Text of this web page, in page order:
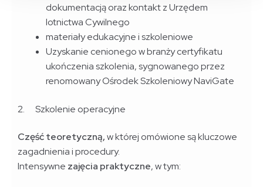
dokumentacją oraz kontakt z Urzędem
lotnictwa Cywilnego
materiały edukacyjne i szkoleniowe
Uzyskanie cenionego w branży certyfikatu
ukończenia szkolenia, sygnowanego przez
renomowany Ośrodek Szkoleniowy NaviGate
2. Szkolenie operacyjne
Część teoretyczną,w której omówione są kluczowe
zagadnienia i procedury.
Intensywne zajęcia praktyczne, w tym: